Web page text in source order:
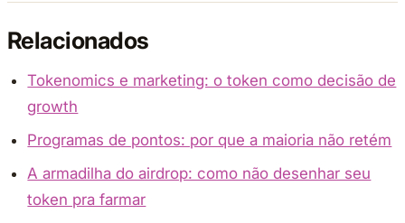
Relacionados
Tokenomics e marketing: o token como decisão de
growth
Programas de pontos: por que a maioria não retém
A armadilha do airdrop: como não desenhar seu
token pra farmar